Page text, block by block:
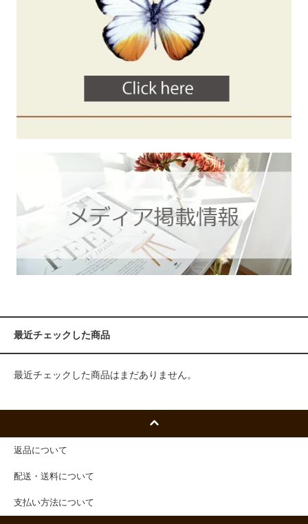
最近チェックした商品
最近チェックした商品はまだありません。
返品について
配送・送料について
支払い方法について